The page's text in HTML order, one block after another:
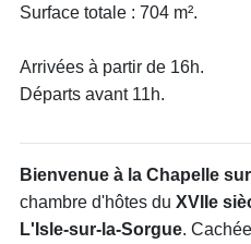
Surface totale : 704 m².
Arrivées à partir de 16h.
Départs avant 11h.
Bienvenue à la Chapelle
chambre d'hôtes du XVIIe
L'Isle-sur-la-Sorgue.